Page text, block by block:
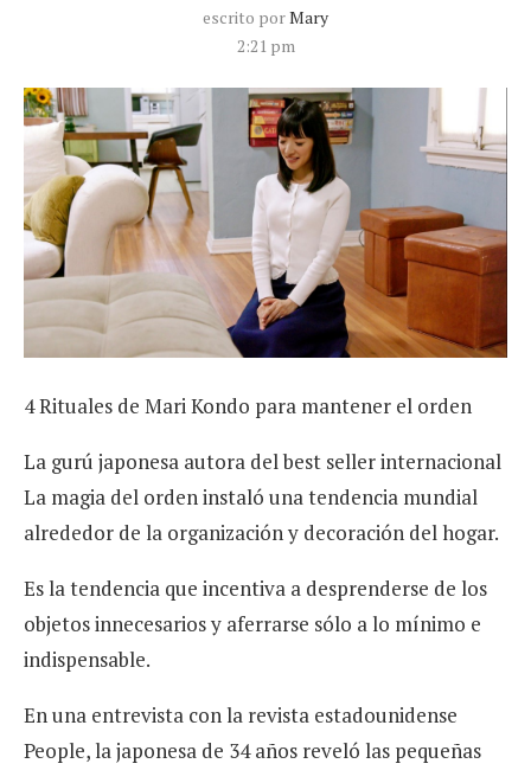
escrito porMary
2:21 pm
4 Rituales de Mari Kondo para mantener el orden
La gurú japonesa autora del best seller internacional
La magia del orden instaló una tendencia mundial
alrededor de la organización y decoración del hogar.
Es la tendencia que incentiva a desprenderse de los
objetos innecesarios y aferrarse sólo a lo mínimo e
indispensable.
En una entrevista con la revista estadounidense
People, la japonesa de 34 años reveló las pequeñas